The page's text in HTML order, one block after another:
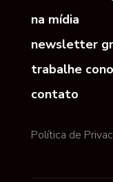
na mídia
newsletter
trabalhe
contato
Política de